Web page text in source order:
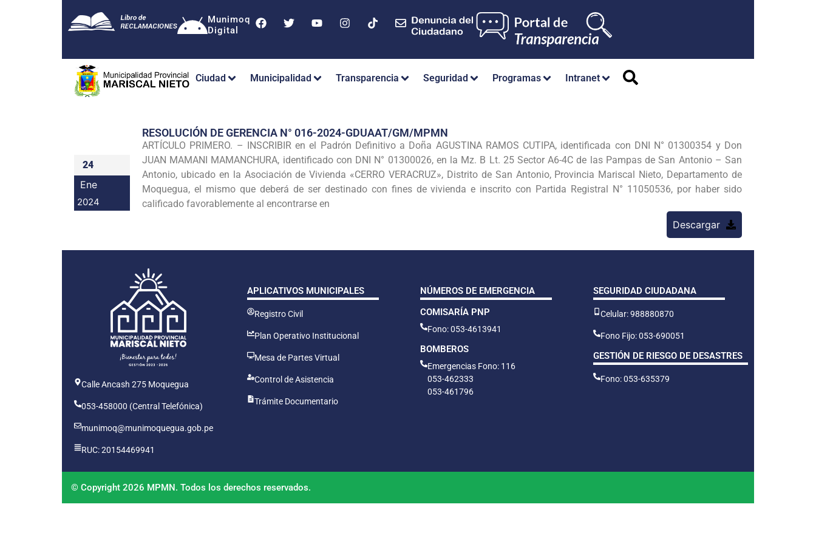
Munimoq
Digital
Ciudad Municipalidad Transparencia Seguridad Programas Intranet
24
Ene
2024
RESOLUCIÓN DE GERENCIA N° 016-2024-GDUAAT/GM/MPMN
ARTÍCULO PRIMERO. – INSCRIBIR en el Padrón Definitivo a Doña AGUSTINA RAMOS CUTIPA, identificada con DNI N° 01300354 y Don
JUAN MAMANI MAMANCHURA, identificado con DNI N° 01300026, en la Mz. B Lt. 25 Sector A6-4C de las Pampas de San Antonio – San
Antonio, ubicado en la Asociación de Vivienda «CERRO VERACRUZ», Distrito de San Antonio, Provincia Mariscal Nieto, Departamento de
Moquegua, el mismo que deberá de ser destinado con fines de vivienda e inscrito con Partida Registral N° 11050536, por haber sido
calificado favorablemente al encontrarse en
Descargar
Calle Ancash 275 Moquegua
053-458000 (Central Telefónica)
munimoq@munimoquegua.gob.pe
RUC: 20154469941
APLICATIVOS MUNICIPALES
Registro Civil
Plan Operativo Institucional
Mesa de Partes Virtual
Control de Asistencia
Trámite Documentario
NÚMEROS DE EMERGENCIA
COMISARÍA PNP
Fono: 053-4613941
BOMBEROS
Emergencias Fono: 116
053-462333
053-461796
SEGURIDAD CIUDADANA
Celular: 988880870
Fono Fijo: 053-690051
GESTIÓN DE RIESGO DE DESASTRES
Fono: 053-635379
© Copyright 2026 MPMN. Todos los derechos reservados.